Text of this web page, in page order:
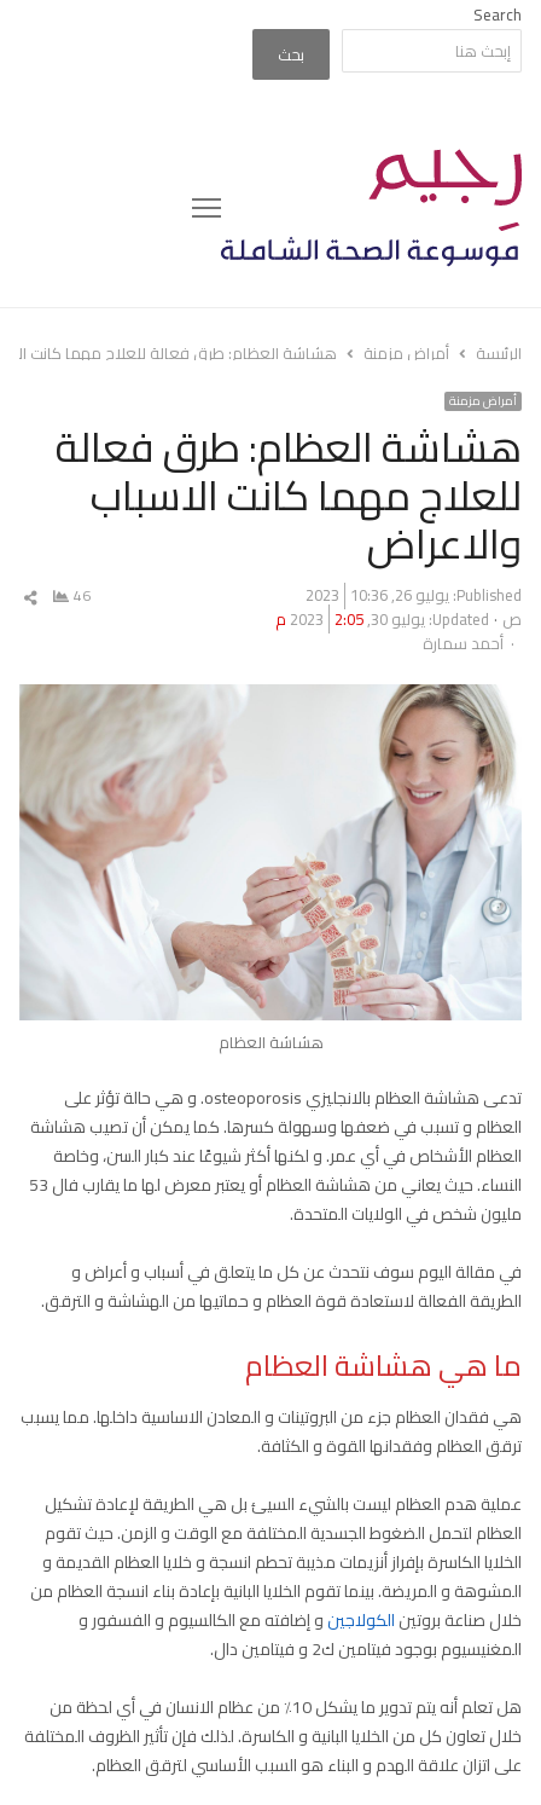
Search
بحث
Menu
الرئيسة أمراض مزمنة هشاشة العظام: طرق فعالة للعلاج مهما كانت
أمراض مزمنة
هشاشة العظام: طرق فعالة
للعلاج مهما كانت الاسباب
والاعراض
Published: يوليو 26, 2023
10:36
ص Updated: يوليو 30, 2023 2:05 م
Author
أحمد سمارة
46
هشاشة العظام
تدعى هشاشة العظام بالانجليزي osteoporosis. و هي حالة تؤثر على
العظام و تسبب في ضعفها وسهولة كسرها. كما يمكن أن تصيب هشاشة
العظام الأشخاص في أي عمر. و لكنها أكثر شيوعًا عند كبار السن، وخاصة
النساء. حيث يعاني من هشاشة العظام أو يعتبر معرض لها ما يقارب فال 53
مليون شخص في الولايات المتحدة.
في مقالة اليوم سوف نتحدث عن كل ما يتعلق في أسباب و أعراض و
الطريقة الفعالة لاستعادة قوة العظام و حماتيها من الهشاشة و الترقق.
ما هي هشاشة العظام
هي فقدان العظام جزء من البروتينات و المعادن الاساسية داخلها. مما يسبب
ترقق العظام وفقدانها القوة و الكثافة.
عملية هدم العظام ليست بالشيء السيئ بل هي الطريقة لإعادة تشكيل
العظام لتحمل الضغوط الجسدية المختلفة مع الوقت و الزمن. حيث تقوم
الخلايا الكاسرة بإفراز أنزيمات مذيبة تحطم انسجة و خلايا العظام القديمة و
المشوهة و المريضة. بينما تقوم الخلايا البانية بإعادة بناء انسجة العظام من
خلال صناعة بروتينالكولاجينو إضافته مع الكالسيوم و الفسفور و
المغنيسيوم بوجود فيتامين ك2 و فيتامين دال.
هل تعلم أنه يتم تدوير ما يشكل 10٪ من عظام الانسان في أي لحظة من
خلال تعاون كل من الخلايا البانية و الكاسرة. لذلك فإن تأثير الظروف المختلفة
على اتزان علاقة الهدم و البناء هو السبب الأساسي لترقق العظام.